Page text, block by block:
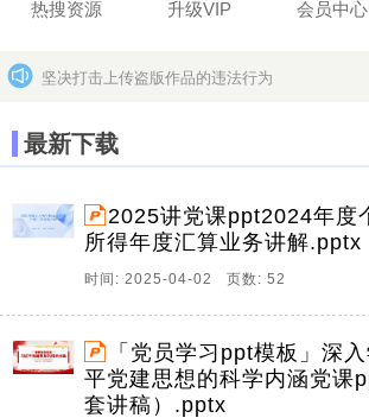
热搜资源 升级VIP 会员中心
坚决打击上传盗版作品的违法行为
最新下载
2025讲党课ppt2024年度
所得年度汇算业务讲解.pptx
时间: 2025-04-02 页数: 52
「党员学习ppt模板」深
平党建思想的科学内涵党课
套讲稿）.pptx